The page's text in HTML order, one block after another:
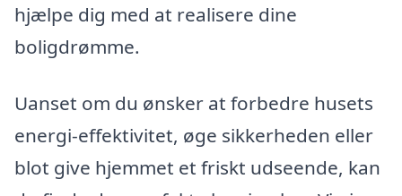
hjælpe dig med at realisere dine
boligdrømme.
Uanset om du ønsker at forbedre husets
energi-effektivitet, øge sikkerheden eller
blot give hjemmet et friskt udseende, kan